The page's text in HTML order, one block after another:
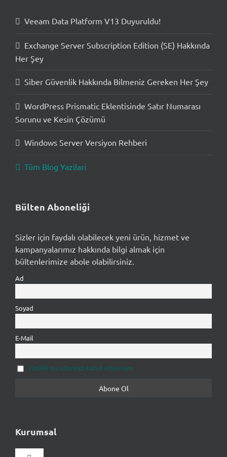
Veeam Data Platform V13 Duyuruldu!
Exchange Server Subscription Edition (SE) Hakkında
Her Şey
Siber Güvenlik Hakkında Bilmeniz Gereken Her Şey
WordPress Prismatic Eklentisinde Satır Numarası
Sorunu ve Kesin Çözümü
Windows Server Versiyon Rehberi
Tüm Blog Yazilari
Bülten Aboneliği
Sizler için faydalı olabilecek yeni ürün, hizmet ve
kampanyalarımız hakkında bilgi almak için
bültenlerimize abole olabilirsiniz.
Ad
Soyad
E-Mail
Gizlilik kurallarınızı kabul ediyorum.
Kurumsal